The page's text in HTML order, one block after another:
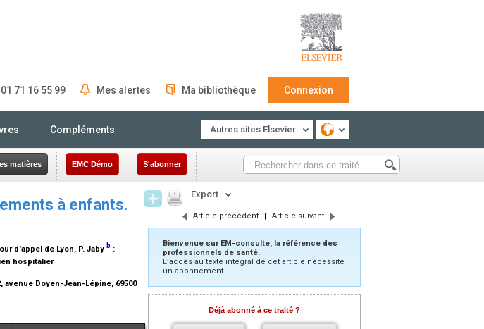
71 16 55 99 Mes alertes Ma bibliothèque Connexion
Compléments Autres sites Elsevier
matières EMC Démo S'abonner
à enfants.
d'appel de Lyon, P. Jaby b :
hospitalier
Doyen-Jean-Lépine, 69500
Export
Article précédent | Article suivant
Bienvenue sur EM-consulte, la référence des
professionnels de santé.
L’accès au texte intégral de cet article nécessite
un abonnement.
Déjà abonné à ce traité ?